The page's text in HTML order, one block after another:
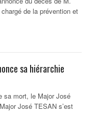
de la prévention et
sa hiérarchie
sa mort, le Major José
José TESAN s’est